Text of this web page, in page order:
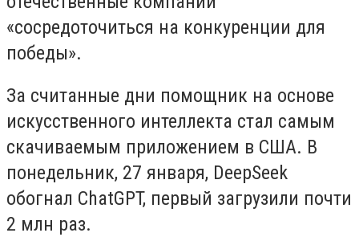
«сосредоточиться на конкуренции для
победы».
За считанные дни помощник на основе
искусственного интеллекта стал самым
скачиваемым приложением в США. В
понедельник, 27 января, DeepSeek
обогнал ChatGPT, первый загрузили почти
2 млн раз.